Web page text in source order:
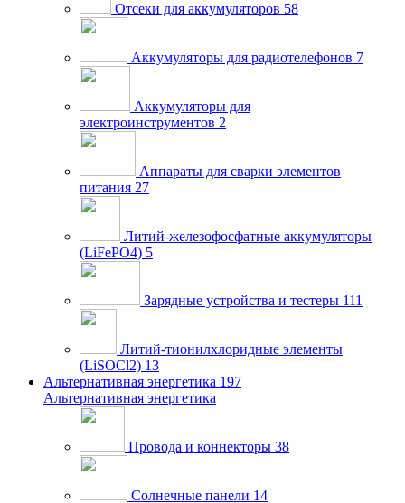
Отсеки для аккумуляторов 58
Аккумуляторы для радиотелефонов 7
Аккумуляторы для
электроинструментов 2
Аппараты для сварки элементов
питания 27
Литий-железофосфатные аккумуляторы
(LiFePO4) 5
Зарядные устройства и тестеры 111
Литий-тионилхлоридные элементы
(LiSOCl2) 13
Альтернативная энергетика 197
Альтернативная энергетика
Провода и коннекторы 38
Солнечные панели 14